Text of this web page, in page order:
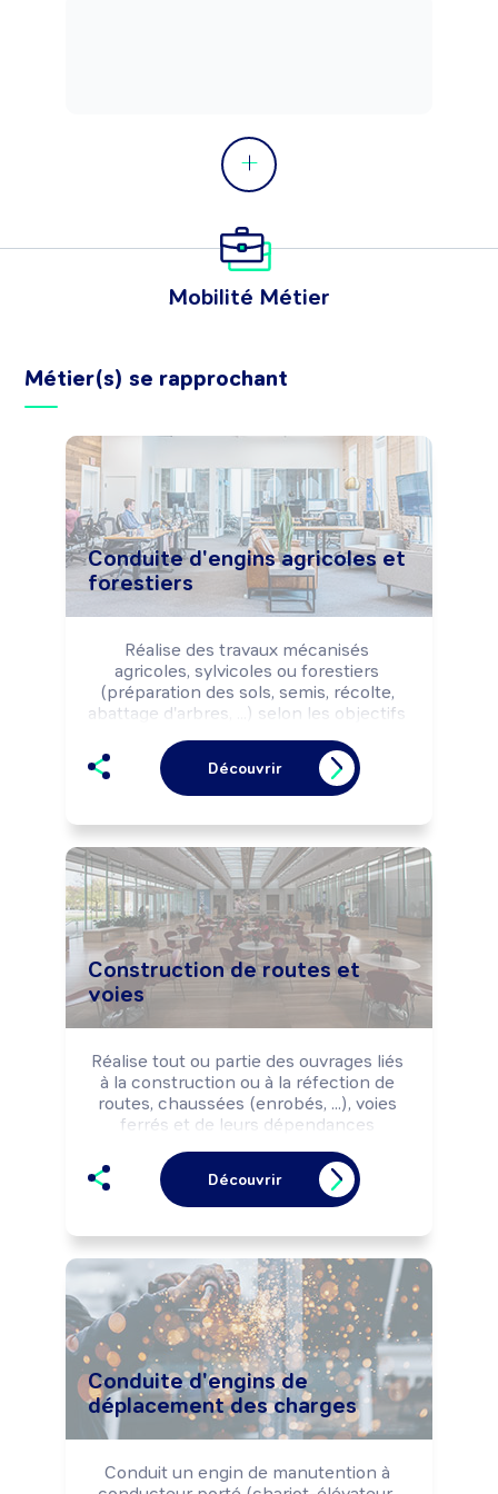
Mobilité Métier
Métier(s) se rapprochant
Conduite d'engins agricoles et
forestiers
Réalise des travaux mécanisés
agricoles, sylvicoles ou forestiers
(préparation des sols, semis, récolte,
abattage d'arbres, ...) selon les objectifs
commande du client, les règles
d'hygiène, de sécurité et la
réglementation environnementale.
Découvrir
Construction de routes et
voies
Réalise tout ou partie des ouvrages liés
à la construction ou à la réfection de
routes, chaussées (enrobés, ...), voies
ferrés et de leurs dépendances
les règles de sécurité.
Peut conduire des engins de travaux
publics.
Découvrir
Conduite d'engins de
déplacement des charges
Conduit un engin de manutention à